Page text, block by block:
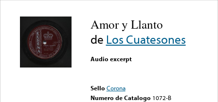
Amor y Llanto
de Los Cuatesones
Audio excerpt
Sello Corona
Numero de Catalogo 1072-B